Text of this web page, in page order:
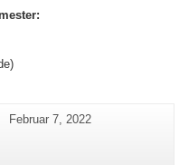
Letzte
Februar 7, 2022